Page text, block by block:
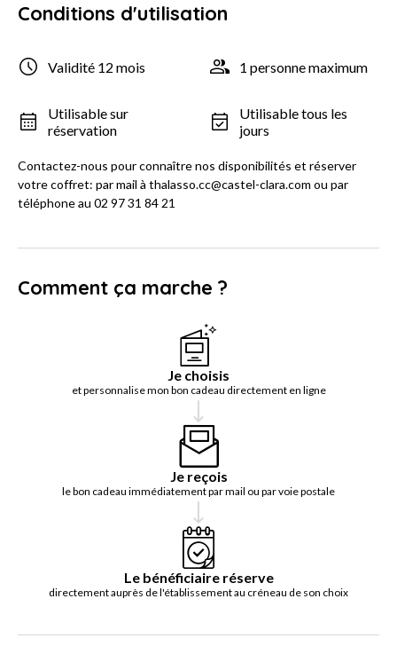
Conditions d'utilisation
Validité 12 mois 1 personne maximum
Utilisable sur
réservation
Utilisable tous les
jours
Contactez-nous pour connaître nos disponibilités et réserver
votre coffret: par mail à thalasso.cc@castel-clara.com ou par
téléphone au 02 97 31 84 21
Comment ça marche ?
Je choisis
et personnalise mon bon cadeau directement en ligne
Je reçois
le bon cadeau immédiatement par mail ou par voie postale
Le bénéficiaire réserve
directement auprès de l'établissement au créneau de son choix